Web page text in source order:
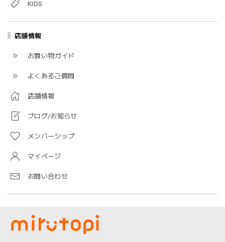
KIDS
店舗情報
お買い物ガイド
よくあるご質問
店舗情報
ブログ/お知らせ
メンバーシップ
マイページ
お問い合わせ